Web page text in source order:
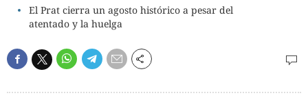
El Prat cierra un agosto histórico a pesar del
atentado y la huelga